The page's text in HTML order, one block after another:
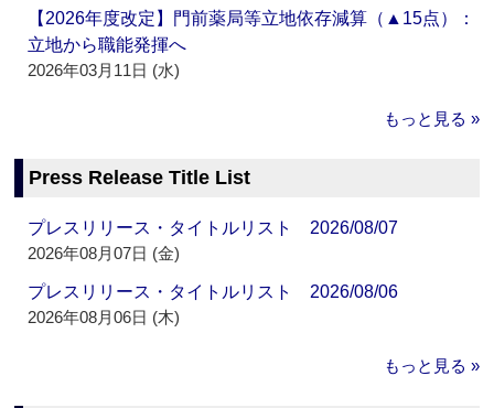
【2026年度改定】門前薬局等立地依存減算（▲15点）：
立地から職能発揮へ
2026年03月11日 (水)
もっと見る »
Press Release Title List
プレスリリース・タイトルリスト 2026/08/07
2026年08月07日 (金)
プレスリリース・タイトルリスト 2026/08/06
2026年08月06日 (木)
もっと見る »